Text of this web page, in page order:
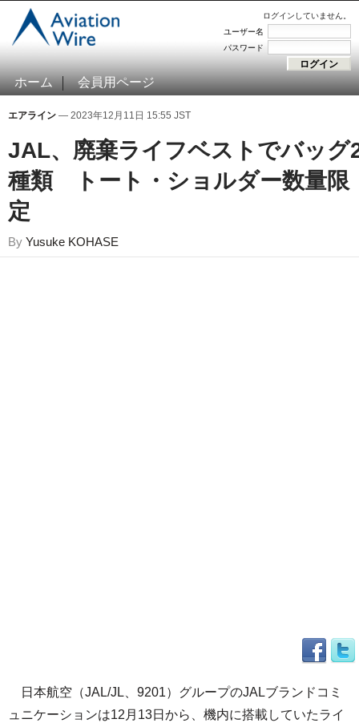
ログインしていません。
ユーザー名
パスワード
ホーム 会員用ページ
エアライン — 2023年12月11日 15:55 JST
JAL、廃棄ライフベストでバッグ
種類 トート・ショルダー数量限
定
By Yusuke KOHASE
日本航空（JAL/JL、9201）グループのJALブランドコミ
ュニケーションは12月13日から、機内に搭載していたライ